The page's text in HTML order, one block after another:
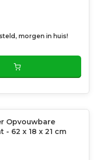
morgen in huis!
Opvouwbare
- 62 x 18 x 21 cm